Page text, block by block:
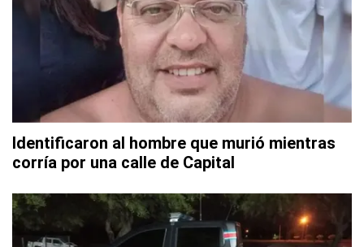
Identificaron al hombre que murió mientras
corría por una calle de Capital